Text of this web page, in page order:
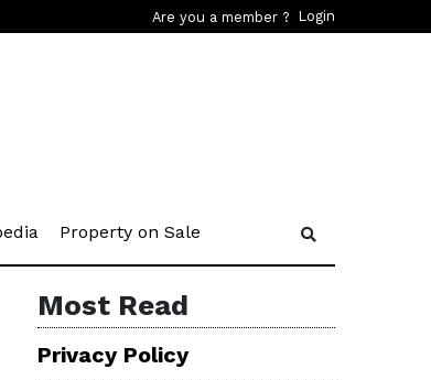
Are you a member ? Login
(current)
Property on Sale
Most Read
Privacy Policy